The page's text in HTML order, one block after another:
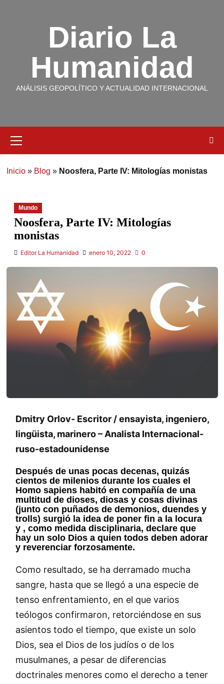
Diario La
Humanidad
ANÁLISIS GEOPOLÍTICO Y ACTUALIDAD INTERNACIONAL
Inicio» Blog » Noosfera, Parte IV: Mitologías monistas
Mundo
Noosfera, Parte IV: Mitologías
monistas
Editor La Humanidad enero 10, 2022 0
Dmitry Orlov- Escritor / ensayista, ingeniero,
lingüista, marinero – Analista Internacional-
ruso-estadounidense
Después de unas pocas decenas, quizás
cientos de milenios durante los cuales el
Homo sapiens habitó en compañía de una
multitud de dioses, diosas y cosas divinas
(junto con puñados de demonios, duendes y
trolls) surgió la idea de poner fin a la locura
y , como medida disciplinaria, declare que
hay un solo Dios a quien todos deben adorar
y reverenciar forzosamente.
Como resultado, se ha derramado mucha
sangre, hasta que se llegó a una especie de
tenso enfrentamiento, en el que varios
teólogos confirmaron, retorciéndose en sus
asientos todo el tiempo, que existe un solo
Dios, sea el Dios de los judíos o de los
musulmanes, a pesar de diferencias
doctrinales menores como el derecho a tener